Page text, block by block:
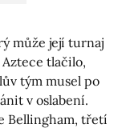
může její turnaj
tlačilo,
tým musel po
v oslabení.
Bellingham, třetí